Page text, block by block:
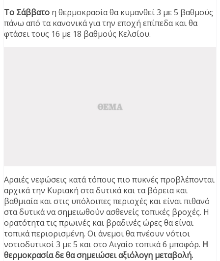
Το Σάββατο η θερμοκρασία θα κυμανθεί 3 με 5 βαθμούς
πάνω από τα κανονικά για την εποχή επίπεδα και θα
φτάσει τους 16 με 18 βαθμούς Κελσίου.
Αραιές νεφώσεις κατά τόπους πιο πυκνές προβλέπονται
αρχικά την Κυριακή στα δυτικά και τα βόρεια και
βαθμιαία και στις υπόλοιπες περιοχές και είναι πιθανό
στα δυτικά να σημειωθούν ασθενείς τοπικές βροχές. Η
ορατότητα τις πρωινές και βραδινές ώρες θα είναι
τοπικά περιορισμένη. Οι άνεμοι θα πνέουν νότιοι
νοτιοδυτικοί 3 με 5 και στο Αιγαίο τοπικά 6 μποφόρ. Η
θερμοκρασία δε θα σημειώσει αξιόλογη μεταβολή.